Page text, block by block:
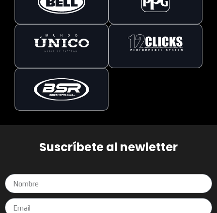
Suscríbete al newletter
Nombre
Email